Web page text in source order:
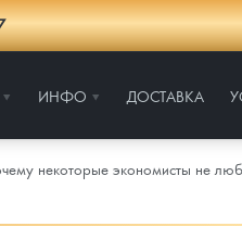
ИНФО ДОСТАВКА
некоторые экономисты не